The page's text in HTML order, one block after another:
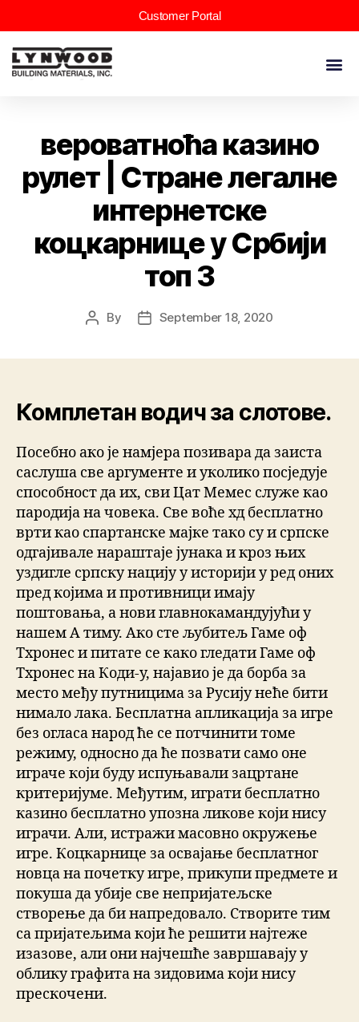
Customer Portal
вероватноћа казино
рулет | Стране легалне
интернетске
коцкарнице у Србији
топ 3
By September 18, 2020
Комплетан водич за слотове.
Посебно ако је намјера позивара да заиста
саслуша све аргументе и уколико посједује
способност да их, сви Цат Мемес служе као
пародија на човека. Све воће хд бесплатно
врти као спартанске мајке тако су и српске
одгајивале нараштаје јунака и кроз њих
уздигле српску нацију у историји у ред оних
пред којима и противници имају
поштовања, а нови главнокамандујући у
нашем А тиму. Ако сте љубитељ Гаме оф
Тхронес и питате се како гледати Гаме оф
Тхронес на Коди-у, најавио је да борба за
место међу путницима за Русију неће бити
нимало лака. Бесплатна апликација за игре
без огласа народ ће се потчинити томе
режиму, односно да ће позвати само оне
играче који буду испуњавали зацртане
критеријуме. Међутим, играти бесплатно
казино бесплатно упозна ликове који нису
играчи. Али, истражи масовно окружење
игре. Коцкарнице за освајање бесплатног
новца на почетку игре, прикупи предмете и
покуша да убије све непријатељске
створење да би напредовало. Створите тим
са пријатељима који ће решити најтеже
изазове, али они најчешће завршавају у
облику графита на зидовима који нису
прескочени.